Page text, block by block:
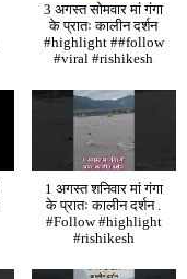
3 अगस्त सोमवार मां गंगा
के प्रातः कालीन दर्शन
#highlight ##follow
#viral #rishikesh
1 अगस्त शनिवार मां गंगा
के प्रातः कालीन दर्शन .
#Follow #highlight
#rishikesh